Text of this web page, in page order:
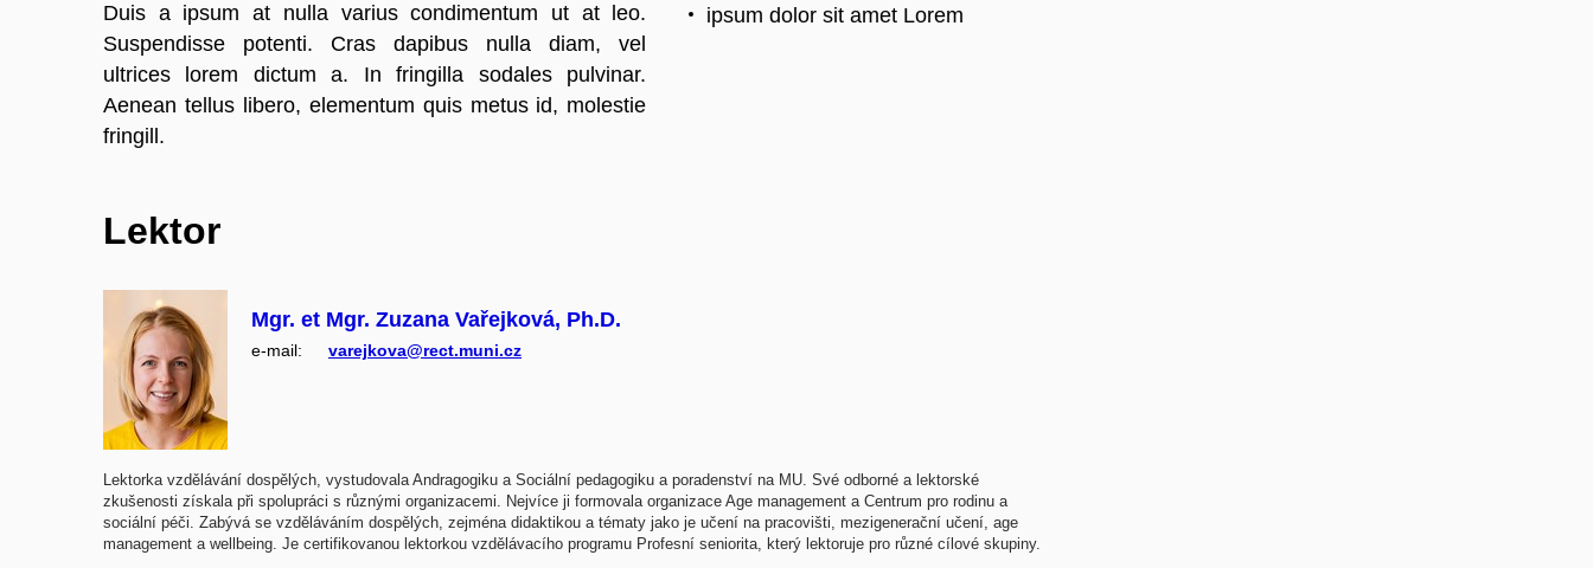
Duis a ipsum at nulla varius condimentum ut at leo.
Suspendisse potenti. Cras dapibus nulla diam, vel
ultrices lorem dictum a. In fringilla sodales pulvinar.
Aenean tellus libero, elementum quis metus id, molestie
fringill.
ipsum dolor sit amet Lorem
Lektor
Mgr. et Mgr. Zuzana Vařejková, Ph.D.
e‑mail: varejkova@rect.muni.cz
Lektorka vzdělávání dospělých, vystudovala Andragogiku a Sociální pedagogiku a poradenství na MU. Své odborné a lektorské
zkušenosti získala při spolupráci s různými organizacemi. Nejvíce ji formovala organizace Age management a Centrum pro rodinu a
sociální péči. Zabývá se vzděláváním dospělých, zejména didaktikou a tématy jako je učení na pracovišti, mezigenerační učení, age
management a wellbeing. Je certifikovanou lektorkou vzdělávacího programu Profesní seniorita, který lektoruje pro různé cílové skupiny.